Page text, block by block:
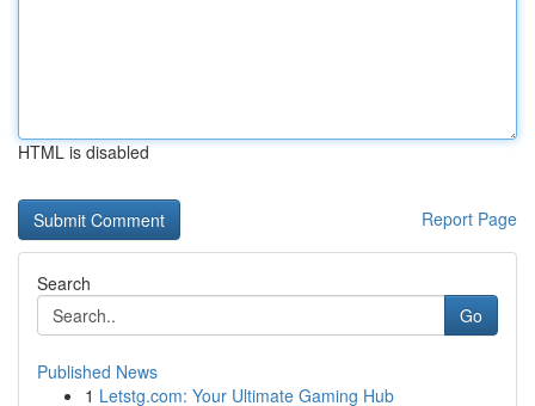
HTML is disabled
Report Page
Search
Go
Published News
1 Letstg.com: Your Ultimate Gaming Hub